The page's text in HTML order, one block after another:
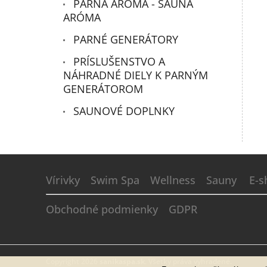
PARNÁ ARÓMA - SAUNA
ARÓMA
PARNÉ GENERÁTORY
PRÍSLUŠENSTVO A
NÁHRADNÉ DIELY K PARNÝM
GENERÁTOROM
SAUNOVÉ DOPLNKY
Vírivky Swim Spa Wellness Sauny E-
Obchodné podmienky GDPR